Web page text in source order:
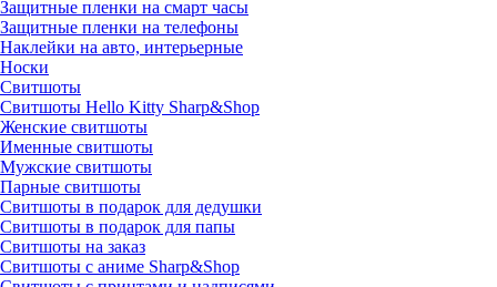
Защитные пленки на смарт часы
Защитные пленки на телефоны
Наклейки на авто, интерьерные
Носки
Свитшоты
Cвитшоты Hello Kitty Sharp&Shop
Женские свитшоты
Именные свитшоты
Мужские свитшоты
Парные свитшоты
Свитшоты в подарок для дедушки
Свитшоты в подарок для папы
Свитшоты на заказ
Свитшоты с аниме Sharp&Shop